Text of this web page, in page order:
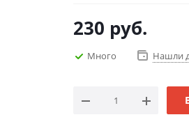
230 руб.
Много Нашли